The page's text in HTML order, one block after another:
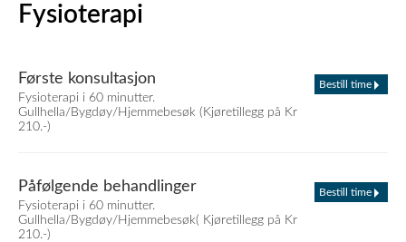
Fysioterapi
Første konsultasjon
Fysioterapi i 60 minutter.
Gullhella/Bygdøy/Hjemmebesøk (Kjøretillegg på Kr
210.-)
Bestill time
Påfølgende behandlinger
Fysioterapi i 60 minutter.
Gullhella/Bygdøy/Hjemmebesøk( Kjøretillegg på Kr
210.-)
Bestill time